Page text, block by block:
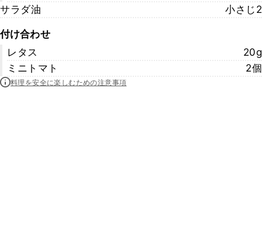
サラダ油
小さじ2
付け合わせ
レタス
20g
ミニトマト
2個
料理を安全に楽しむための注意事項